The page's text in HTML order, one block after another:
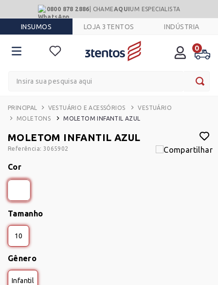
0800 878 2886 | CHAME AQUIUM ESPECIALISTA
INSUMOS LOJA 3TENTOS INDÚSTRIA
0
VESTUÁRIO E ACESSÓRIOS
VESTUÁRIO
MOLETONS
MOLETOM INFANTIL AZUL
MOLETOM INFANTIL AZUL
Referência: 3065902
Tamanho
10
Cor
Gênero
Infantil